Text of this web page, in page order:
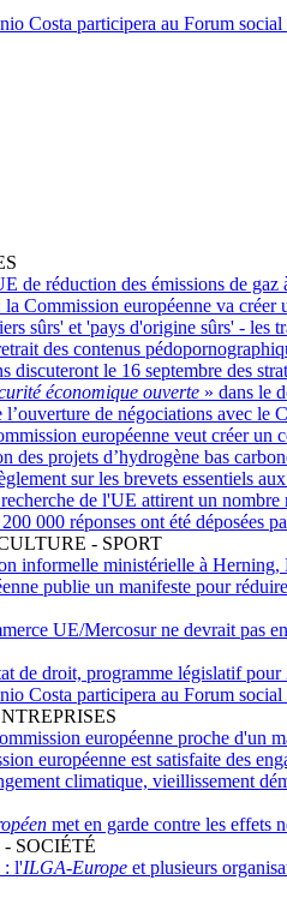
Costa participera au Forum social
de réduction des émissions de
la Commission européenne va créer
sûrs' et 'pays d'origine sûrs' - les
des contenus
discuteront le 16 septembre des
économique ouverte » dans le
de négociations avec le
européenne veut créer un
des projets d’hydrogène bas
sur les brevets essentiels
de l'UE attirent un
000 réponses ont été déposées
- SPORT
informelle ministérielle à
publie un manifeste pour
UE/Mercosur ne devrait pas
de droit, programme législatif
Costa participera au Forum social
européenne proche d'un
européenne est satisfaite des
climatique, vieillissement
met en garde contre les effets
SOCIÉTÉ
: l'ILGA-Europe et plusieurs